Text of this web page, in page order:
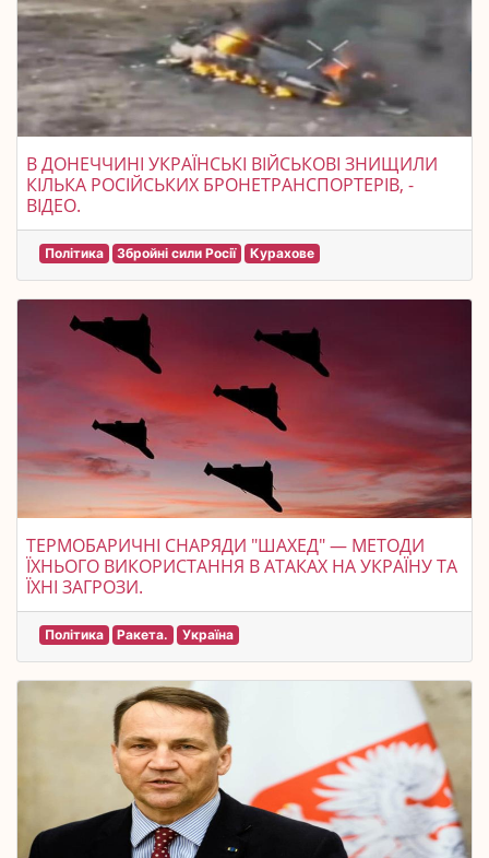
В ДОНЕЧЧИНІ УКРАЇНСЬКІ ВІЙСЬКОВІ ЗНИЩИЛИ
КІЛЬКА РОСІЙСЬКИХ БРОНЕТРАНСПОРТЕРІВ, -
ВІДЕО.
Політика Збройні сили Росії Курахове
ТЕРМОБАРИЧНІ СНАРЯДИ "ШАХЕД" — МЕТОДИ
ЇХНЬОГО ВИКОРИСТАННЯ В АТАКАХ НА УКРАЇНУ ТА
ЇХНІ ЗАГРОЗИ.
Політика Ракета. Україна